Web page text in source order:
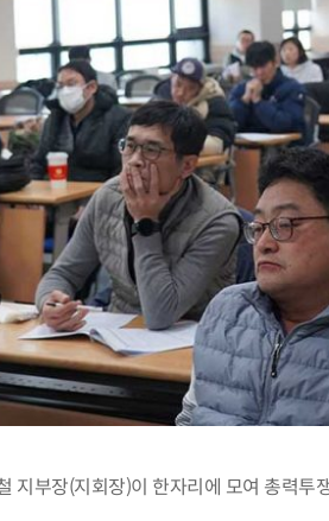
지부장(지회장)이 한자리에 모여 총력투